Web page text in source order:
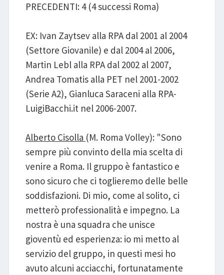
PRECEDENTI: 4 (4 successi Roma)
EX: Ivan Zaytsev alla RPA dal 2001 al 2004
(Settore Giovanile) e dal 2004 al 2006,
Martin Lebl alla RPA dal 2002 al 2007,
Andrea Tomatis alla PET nel 2001-2002
(Serie A2), Gianluca Saraceni alla RPA-
LuigiBacchi.it nel 2006-2007.
Alberto Cisolla (M. Roma Volley): "Sono
sempre più convinto della mia scelta di
venire a Roma. Il gruppo è fantastico e
sono sicuro che ci toglieremo delle belle
soddisfazioni. Di mio, come al solito, ci
metterò professionalità e impegno. La
nostra è una squadra che unisce
gioventù ed esperienza: io mi metto al
servizio del gruppo, in questi mesi ho
avuto alcuni acciacchi, fortunatamente